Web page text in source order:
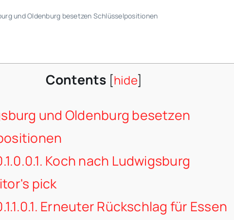
und Oldenburg besetzen Schlüsselpositionen
Contents [hide]
und Oldenburg besetzen
Koch nach Ludwigsburg
pick
Erneuter Rückschlag für Essen